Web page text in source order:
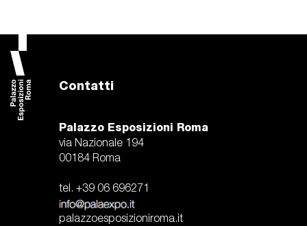
Contatti
Palazzo Esposizioni Roma
via Nazionale 194
00184 Roma
tel. +39 06 696271
palazzoesposizioniroma.it